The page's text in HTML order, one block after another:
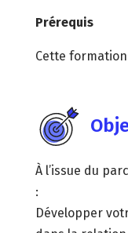
Prérequis
Cette
À l’issue du
:
Développer